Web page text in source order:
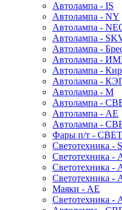
Автолампа - IS
Автолампа - NY
Автолампа -
Автолампа -
Автолампа -
Автолампа -
Автолампа -
Автолампа -
Автолампа - М
Автолампа -
Автолампа - АЕ
Автолампа -
Фары п/т -
Светотехника -
Светотехника -
Светотехника
Светотехника -
Маяки - АЕ
Светотехника -